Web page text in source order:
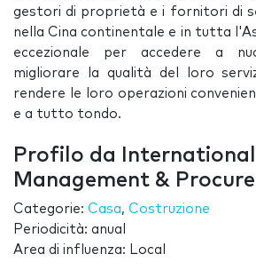
gestori di proprietà e i fornitori di
nella Cina continentale e in tutta
eccezionale per accedere a
migliorare la qualità del loro
rendere le loro operazioni
e a tutto tondo.
Profilo da
Management &
Categorie: Casa, Costruzione
Periodicità: anual
Area di influenza: Local